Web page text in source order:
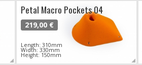
Petal Macro Pockets 04
219,00 €
Length: 310mm
Width: 330mm
Height: 150mm